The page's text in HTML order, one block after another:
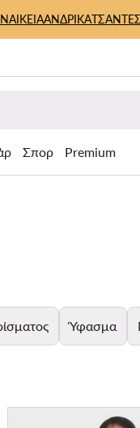
ΑΝΔΡΙΚΑΤΣΑΝΤΕΣ
Σπορ Premium
Ύφασμα